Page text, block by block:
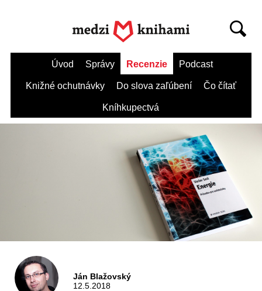
Úvod Správy Recenzie Podcast
Knižné ochutnávky Do slova zaľúbení Čo čítať
Kníhkupectvá
Ján Blažovský
12.5.2018